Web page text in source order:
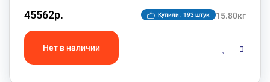
15.80кг
45562р. Купили : 193 штук